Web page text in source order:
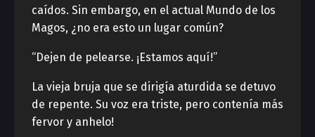
caídos. Sin embargo, en el actual Mundo de los
Magos, ¿no era esto un lugar común?
“Dejen de pelearse. ¡Estamos aquí!”
La vieja bruja que se dirigía aturdida se detuvo
de repente. Su voz era triste, pero contenía más
fervor y anhelo!